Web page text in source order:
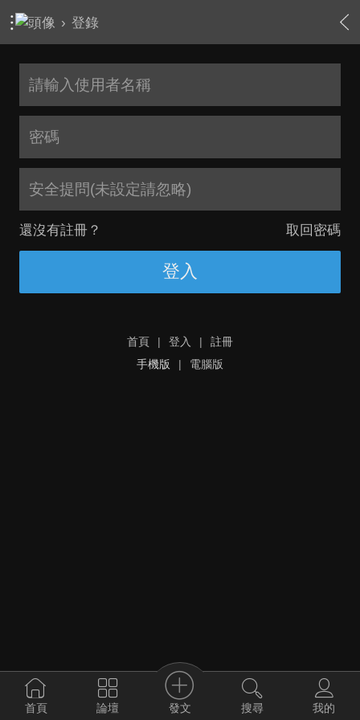
› 登錄
安全提問(未設定請忽略)
還沒有註冊？ 取回密碼
登入
首頁 | 登入 |
註冊
手機版
| 電腦版
首頁 論壇 發文 搜尋 我的